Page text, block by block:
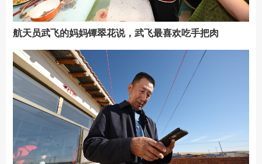
航天员武飞的妈妈镡翠花说，武飞最喜欢吃手把肉